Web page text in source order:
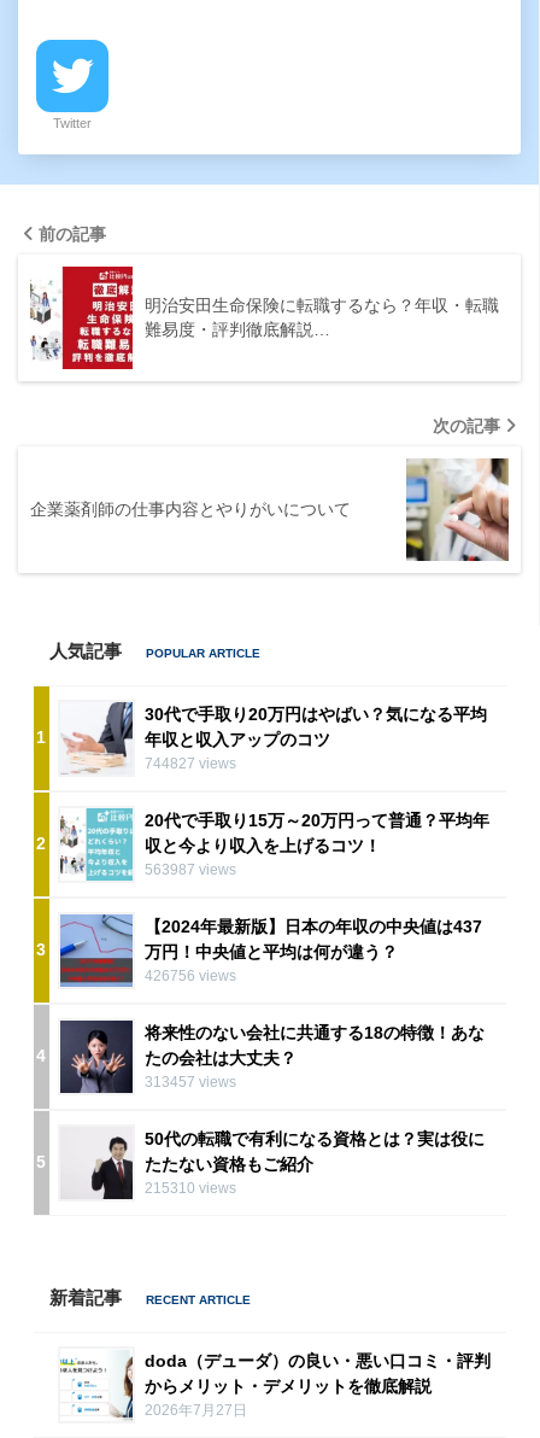
Twitter
前の記事
明治安田生命保険に転職するなら？年収・転職
難易度・評判徹底解説…
次の記事
企業薬剤師の仕事内容とやりがいについて
人気記事
1
30代で手取り20万円はやばい？気になる平均
年収と収入アップのコツ
744827 views
2
20代で手取り15万～20万円って普通？平均年
収と今より収入を上げるコツ！
563987 views
3
【2024年最新版】日本の年収の中央値は437
万円！中央値と平均は何が違う？
426756 views
4
将来性のない会社に共通する18の特徴！あな
たの会社は大丈夫？
313457 views
5
50代の転職で有利になる資格とは？実は役に
たたない資格もご紹介
215310 views
新着記事
doda（デューダ）の良い・悪い口コミ・評判
からメリット・デメリットを徹底解説
2026年7月27日